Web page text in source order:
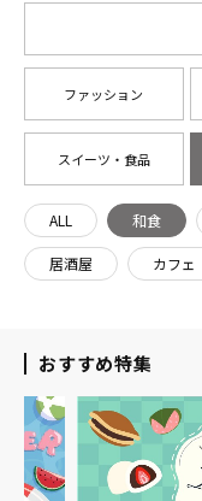
ファッション
スイーツ・食品
ALL 和食
居酒屋 カフェ
おすすめ特集